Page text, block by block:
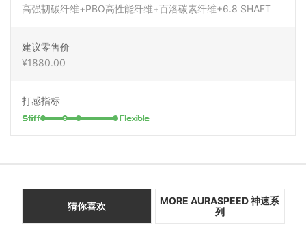
高强韧碳纤维+PBO高性能纤维+百洛碳素纤维+6.8 SHAFT
建议零售价
¥1880.00
打感指标
猜你喜欢
MORE AURASPEED 神速系
列